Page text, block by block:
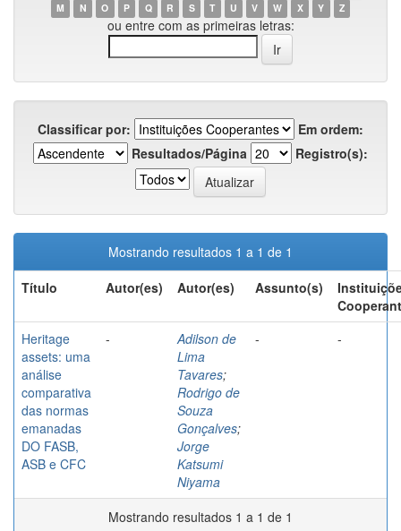
M
N O P Q R S T U V W X Y Z
ou entre com as primeiras letras:
Classificar por:
Em ordem:
Resultados/Página
Registro(s):
Mostrando resultados 1 a 1 de 1
Título
Autor(es) Autor(es) Assunto(s)
Heritage
assets: uma
análise
comparativa
das normas
emanadas
DO FASB,
ASB e CFC
-
Adilson de
Lima
Tavares;
Rodrigo de
Souza
Gonçalves;
Jorge
Katsumi
Niyama
- -
Mostrando resultados 1 a 1 de 1